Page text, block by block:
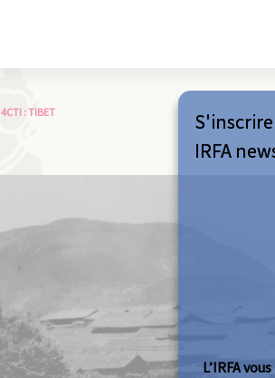
4CTI : TIBET
IRFA
L’IRFA